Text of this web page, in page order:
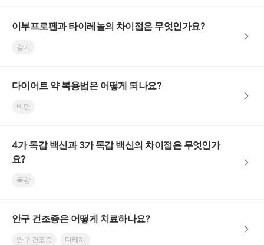
이부프로펜과 타이레놀의 차이점은 무엇인가요?
감기
다이어트 약 복용법은 어떻게 되나요?
비만
4가 독감 백신과 3가 독감 백신의 차이점은 무엇인가
요?
독감
안구 건조증은 어떻게 치료하나요?
안구 건조증 다래끼